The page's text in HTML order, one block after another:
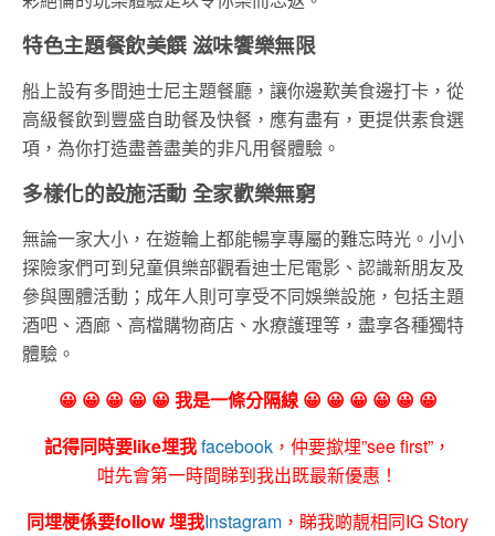
特色主題餐飲美饌 滋味饗樂無限
船上設有多間迪士尼主題餐廳，讓你邊歎美食邊打卡，從
高級餐飲到豐盛自助餐及快餐，應有盡有，更提供素食選
項，為你打造盡善盡美的非凡用餐體驗。
多樣化的設施活動 全家歡樂無窮
無論一家大小，在遊輪上都能暢享專屬的難忘時光。小小
探險家們可到兒童俱樂部觀看迪士尼電影、認識新朋友及
參與團體活動；成年人則可享受不同娛樂設施，包括主題
酒吧、酒廊、高檔購物商店、水療護理等，盡享各種獨特
體驗。
😀 😀 😀 😀 😀 我是一條分隔線 😀 😀 😀 😀 😀 😀
記得同時要like埋我facebook ，仲要撳埋”see first”，
咁先會第一時間睇到我出既最新優惠！
同埋梗係要follow 埋我Instagram ，睇我啲靚相同IG Story